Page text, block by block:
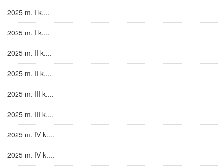
2025 m. I k....
2025 m. I k....
2025 m. II k....
2025 m. II k....
2025 m. III k....
2025 m. III k....
2025 m. IV k....
2025 m. IV k....